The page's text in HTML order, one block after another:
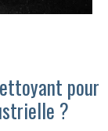
pour
?